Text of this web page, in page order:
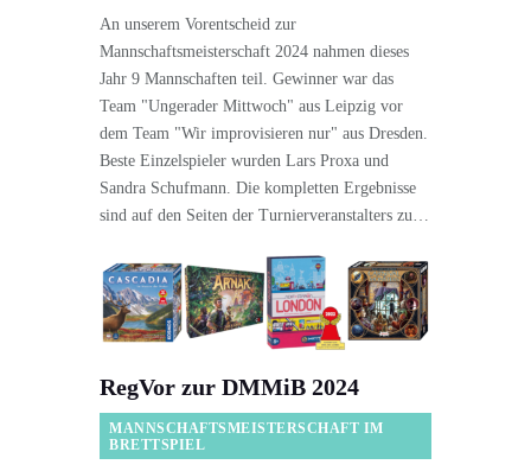
An unserem Vorentscheid zur
Mannschaftsmeisterschaft 2024 nahmen dieses
Jahr 9 Mannschaften teil. Gewinner war das
Team "Ungerader Mittwoch" aus Leipzig vor
dem Team "Wir improvisieren nur" aus Dresden.
Beste Einzelspieler wurden Lars Proxa und
Sandra Schufmann. Die kompletten Ergebnisse
sind auf den Seiten der Turnierveranstalters zu…
RegVor zur DMMiB 2024
MANNSCHAFTSMEISTERSCHAFT IM
BRETTSPIEL